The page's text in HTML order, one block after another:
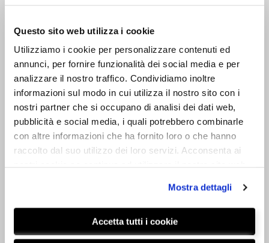
Questo sito web utilizza i cookie
Utilizziamo i cookie per personalizzare contenuti ed
annunci, per fornire funzionalità dei social media e per
analizzare il nostro traffico. Condividiamo inoltre
informazioni sul modo in cui utilizza il nostro sito con i
nostri partner che si occupano di analisi dei dati web,
pubblicità e social media, i quali potrebbero combinarle
con altre informazioni che ha fornito loro o che hanno
raccolto dal suo utilizzo dei loro servizi. Acconsenta ai
Mostra dettagli
Accetta tutti i cookie
categoria di prodotti. Molto indicato
per E-Commerce;
Estensione di promozione: anche in
questo caso si tratta di un’estensione
adatta agli E-Commerce che ci
permetterà di aggiungere un link ad
una promozione in corso, indicando,
ad esempio, uno sconto percentuale
che vogliamo applicare;
un’estensione ancora in fase BETA
che ci permetterà di raccogliere i
contatti delle persone, direttamente
dagli annunci, senza che gli utenti